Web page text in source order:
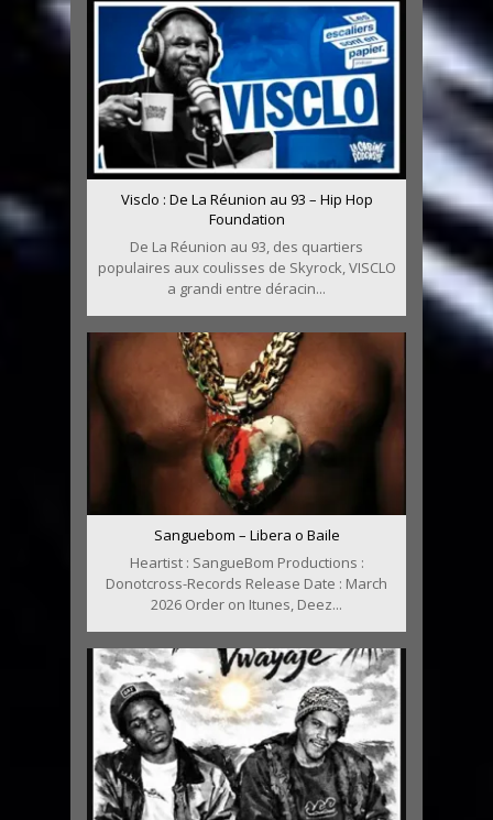
Visclo : De La Réunion au 93 – Hip Hop
Foundation
De La Réunion au 93, des quartiers
populaires aux coulisses de Skyrock, VISCLO
a grandi entre déracin...
Sanguebom – Libera o Baile
Heartist : SangueBom Productions :
Donotcross-Records Release Date : March
2026 Order on Itunes, Deez...